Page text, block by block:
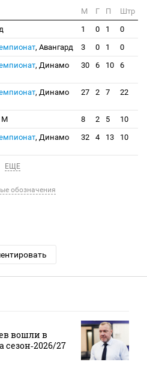
М Г П
Штр
1 0 1
0
, Авангард 3 0 1
0
, Динамо
30 6 10 6
, Динамо
27 2 7 22
М 8 2 5
10
, Динамо
32 4 13 10
ЕЩЕ
обозначения
вошли в
27